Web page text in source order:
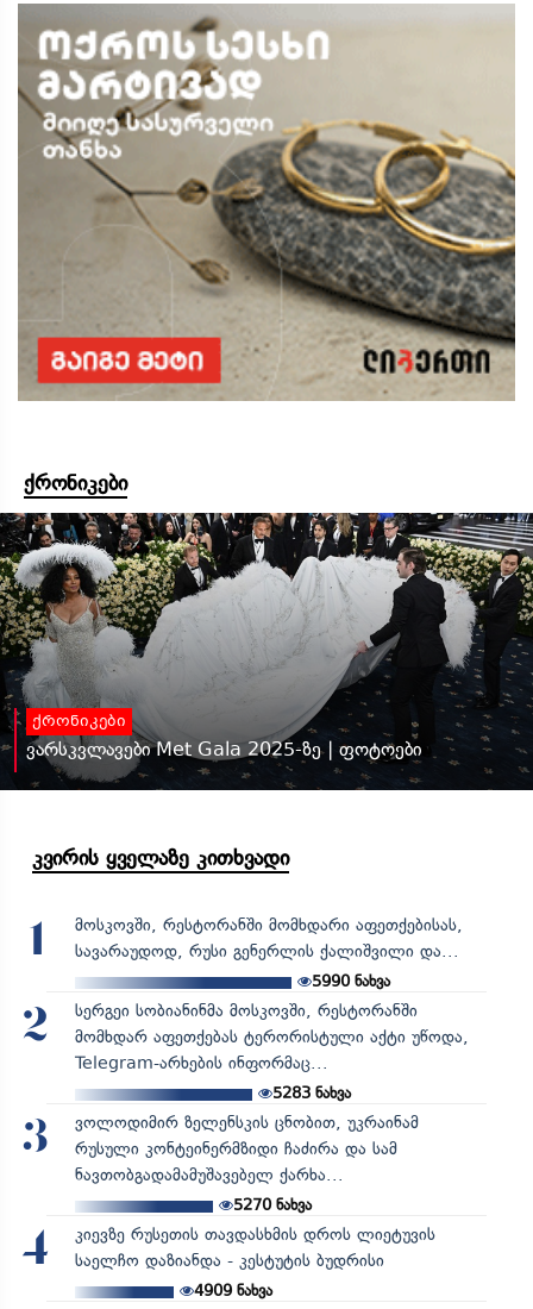
ქრონიკები
ქრონიკები
ვარსკვლავები Met Gala 2025-ზე | ფოტოები
კვირის ყველაზე კითხვადი
1
მოსკოვში, რესტორანში მომხდარი აფეთქებისას,
სავარაუდოდ, რუსი გენერლის ქალიშვილი და...
5990ნახვა
2
სერგეი სობიანინმა მოსკოვში, რესტორანში
მომხდარ აფეთქებას ტერორისტული აქტი უწოდა,
Telegram-არხების ინფორმაც...
5283ნახვა
3
ვოლოდიმირ ზელენსკის ცნობით, უკრაინამ
რუსული კონტეინერმზიდი ჩაძირა და სამ
ნავთობგადამამუშავებელ ქარხა...
5270ნახვა
4
კიევზე რუსეთის თავდასხმის დროს ლიეტუვის
საელჩო დაზიანდა - კესტუტის ბუდრისი
4909ნახვა